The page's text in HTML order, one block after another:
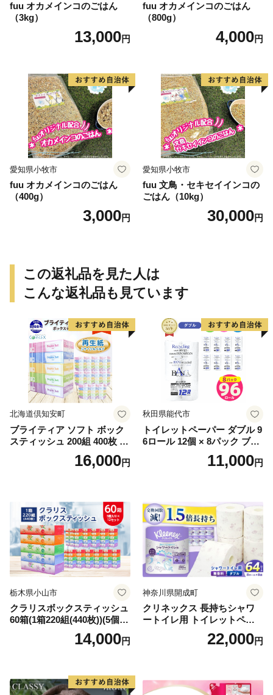
fuu オカメインコのごはん
（3kg）
13,000円
fuu オカメインコのごはん
（800g）
4,000円
愛知県小牧市
fuu オカメインコのごはん
（400g）
3,000円
愛知県小牧市
fuu 文鳥・セキセイインコの
ごはん（10kg）
30,000円
この返礼品を見た人は
こんな返礼品も見ています
北海道倶知安町
ブライティア ソフト ボック
スティッシュ 200組 400枚 60
箱 日本製 まとめ買い ティッ
シュ リサイクル 長持 防災 常
倶知安町 日用品
16,000円
秋田県能代市
トイレットペーパー ダブル 9
6ロール 12個 × 8パック ブラ
ンカ 再生紙 100％ 芯あり 日
用品 消耗品 無香料 生活用品
11,000円
栃木県小山市
クラリスボックスティッシュ
60箱(1箱220組(440枚))(5個入
り×12セット)【1256759】
14,000円
神奈川県開成町
クリネックス 長持ちシャワ
ートイレ用 トイレットペー
パー（ダブル）64ロール(8ロ
ール×8パック) 開成町 トイレ
蓄 防災 エコ 消耗品 生活雑貨
生活用品 無香料 トイレット
22,000円